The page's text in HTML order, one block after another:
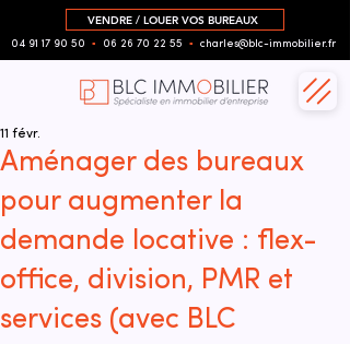
VENDRE / LOUER VOS BUREAUX
04 91 17 90 50 ▪︎ 06 26 70 22 55 ▪︎ charles@blc-immobilier.fr
Aménager des bureaux
pour augmenter la
demande locative : flex-
office, division, PMR et
services (avec BLC
11 févr.